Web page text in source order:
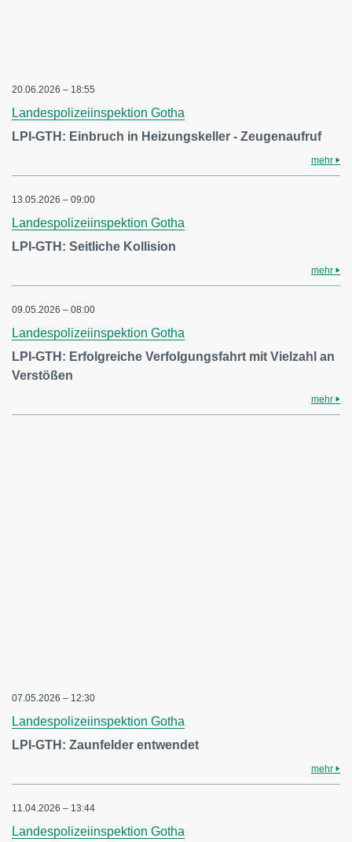
20.06.2026 – 18:55
Landespolizeiinspektion Gotha
LPI-GTH: Einbruch in Heizungskeller - Zeugenaufruf
mehr
13.05.2026 – 09:00
Landespolizeiinspektion Gotha
LPI-GTH: Seitliche Kollision
mehr
09.05.2026 – 08:00
Landespolizeiinspektion Gotha
LPI-GTH: Erfolgreiche Verfolgungsfahrt mit Vielzahl an
Verstößen
mehr
07.05.2026 – 12:30
Landespolizeiinspektion Gotha
LPI-GTH: Zaunfelder entwendet
mehr
11.04.2026 – 13:44
Landespolizeiinspektion Gotha